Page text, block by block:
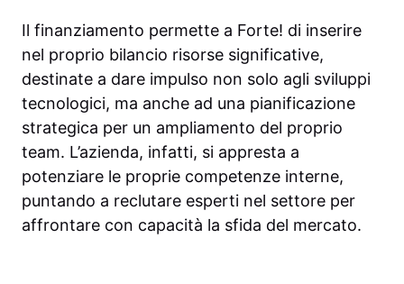
Il finanziamento permette a Forte! di inserire
nel proprio bilancio risorse significative,
destinate a dare impulso non solo agli sviluppi
tecnologici, ma anche ad una pianificazione
strategica per un ampliamento del proprio
team. L’azienda, infatti, si appresta a
potenziare le proprie competenze interne,
puntando a reclutare esperti nel settore per
affrontare con capacità la sfida del mercato.